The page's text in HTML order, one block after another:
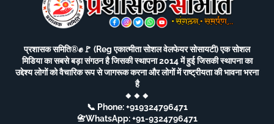
प्रशासक समिति®️✊🚩 (Reg एकात्मीता सोशल वेलफेयर सोसायटी) एक सोशल
मिडिया का सबसे बड़ा संगठन है जिसकी स्थापना 2014 में हुई जिसकी स्थापना का
उद्देश्य लोगों को वैचारिक रूप से जागरूक करना और लोगों में राष्ट्रीयता की भावना भरना
है
🔸🔸🔸
📞 Phone: +919324796471
📇WhatsApp: +91-9324796471